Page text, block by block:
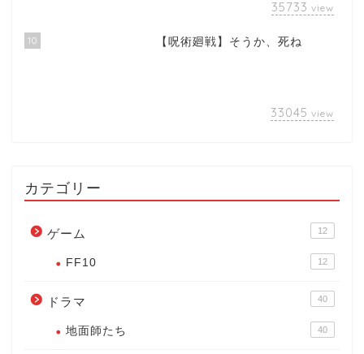
35733 view
10 【呪術廻戦】そうか、死ね
33045 view
カテゴリー
ゲーム 12
FF10 12
ドラマ 40
地面師たち 40